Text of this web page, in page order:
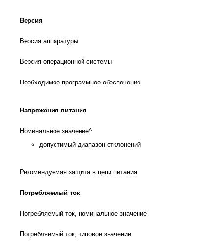
Версия
Версия аппаратуры
Версия операционной системы
Необходимое программное обеспечение
Напряжения питания
Номинальное значение^
допустимый диапазон отклонений
Рекомендуемая защита в цепи питания
Потребляемый ток
Потребляемый ток, номинальное значение
Потребляемый ток, типовое значение